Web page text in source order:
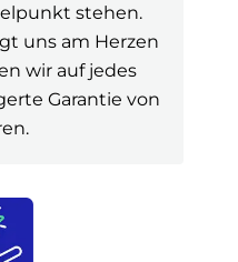
stehen.
uns am Herzen
wir auf jedes
Garantie von